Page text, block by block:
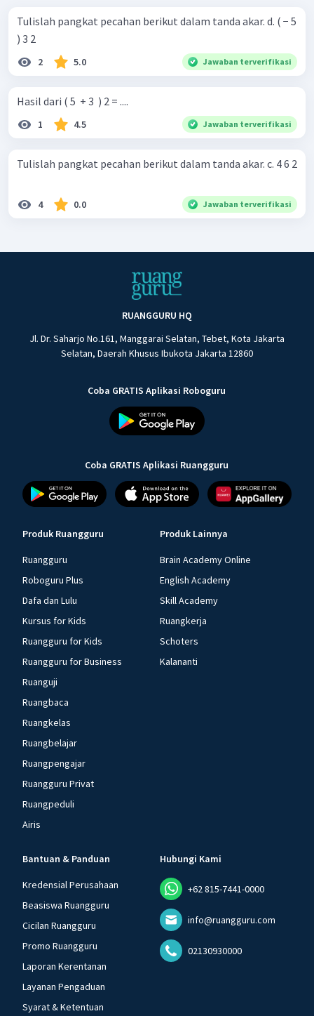
Tulislah pangkat pecahan berikut dalam tanda akar. d. ( − 5
) 3 2 ​
2 5.0 Jawaban terverifikasi
Hasil dari ( 5 ​ + 3 ​ ) 2 = ....
1 4.5 Jawaban terverifikasi
Tulislah pangkat pecahan berikut dalam tanda akar. c. 4 6 2
4 0.0 Jawaban terverifikasi
RUANGGURU HQ
Jl. Dr. Saharjo No.161, Manggarai Selatan, Tebet, Kota Jakarta
Selatan, Daerah Khusus Ibukota Jakarta 12860
Coba GRATIS Aplikasi Roboguru
Coba GRATIS Aplikasi Ruangguru
Produk Ruangguru
Ruangguru
Roboguru Plus
Dafa dan Lulu
Kursus for Kids
Ruangguru for Kids
Ruangguru for Business
Ruanguji
Ruangbaca
Ruangkelas
Ruangbelajar
Ruangpengajar
Ruangguru Privat
Ruangpeduli
Airis
Produk Lainnya
Brain Academy Online
English Academy
Skill Academy
Ruangkerja
Schoters
Kalananti
Bantuan & Panduan
Kredensial Perusahaan
Beasiswa Ruangguru
Cicilan Ruangguru
Promo Ruangguru
Laporan Kerentanan
Layanan Pengaduan
Syarat & Ketentuan
Hubungi Kami
+62 815-7441-0000
info@ruangguru.com
02130930000